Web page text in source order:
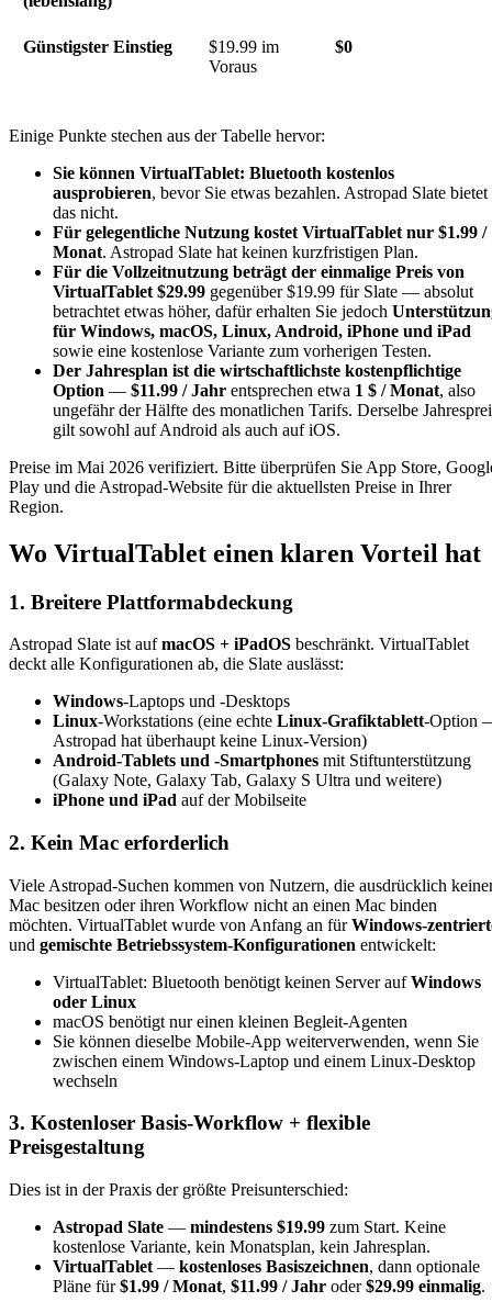
Günstigster Einstieg
$19.99 im
Voraus
$0
Einige Punkte stechen aus der Tabelle hervor:
Sie können VirtualTablet: Bluetooth kostenlos
ausprobieren, bevor Sie etwas bezahlen. Astropad Slate bietet
das nicht.
Für gelegentliche Nutzung kostet VirtualTablet nur $1.99 /
Monat. Astropad Slate hat keinen kurzfristigen Plan.
Für die Vollzeitnutzung beträgt der einmalige Preis von
VirtualTablet $29.99 gegenüber $19.99 für Slate — absolut
betrachtet etwas höher, dafür erhalten Sie jedoch
für Windows, macOS, Linux, Android, iPhone und iPad
sowie eine kostenlose Variante zum vorherigen Testen.
Der Jahresplan ist die wirtschaftlichste kostenpflichtige
Option — $11.99 / Jahr entsprechen etwa 1 $ / Monat, also
ungefähr der Hälfte des monatlichen Tarifs. Derselbe
gilt sowohl auf Android als auch auf iOS.
Preise im Mai 2026 verifiziert. Bitte überprüfen Sie App Store,
Play und die Astropad-Website für die aktuellsten Preise in Ihrer
Region.
Wo VirtualTablet einen klaren Vorteil hat
1. Breitere Plattformabdeckung
Astropad Slate ist aufmacOS + iPadOS beschränkt. VirtualTablet
deckt alle Konfigurationen ab, die Slate auslässt:
Windows-Laptops und -Desktops
Linux-Workstations (eine echte Linux-Grafiktablett-Option
Astropad hat überhaupt keine Linux-Version)
Android-Tablets und -Smartphones mit Stiftunterstützung
(Galaxy Note, Galaxy Tab, Galaxy S Ultra und weitere)
iPhone und iPad auf der Mobilseite
2. Kein Mac erforderlich
Viele Astropad-Suchen kommen von Nutzern, die ausdrücklich
Mac besitzen oder ihren Workflow nicht an einen Mac binden
möchten. VirtualTablet wurde von Anfang an fürWindows-
und gemischte Betriebssystem-Konfigurationen entwickelt:
VirtualTablet: Bluetooth benötigt keinen Server aufWindows
oder Linux
macOS benötigt nur einen kleinen Begleit-Agenten
Sie können dieselbe Mobile-App weiterverwenden, wenn Sie
zwischen einem Windows-Laptop und einem Linux-Desktop
wechseln
3. Kostenloser Basis-Workflow + flexible
Preisgestaltung
Dies ist in der Praxis der größte Preisunterschied:
Astropad Slate — mindestens $19.99 zum Start. Keine
kostenlose Variante, kein Monatsplan, kein Jahresplan.
VirtualTablet — kostenloses Basiszeichnen, dann optionale
Pläne für$1.99 / Monat, $11.99 / Jahr oder$29.99 einmalig.